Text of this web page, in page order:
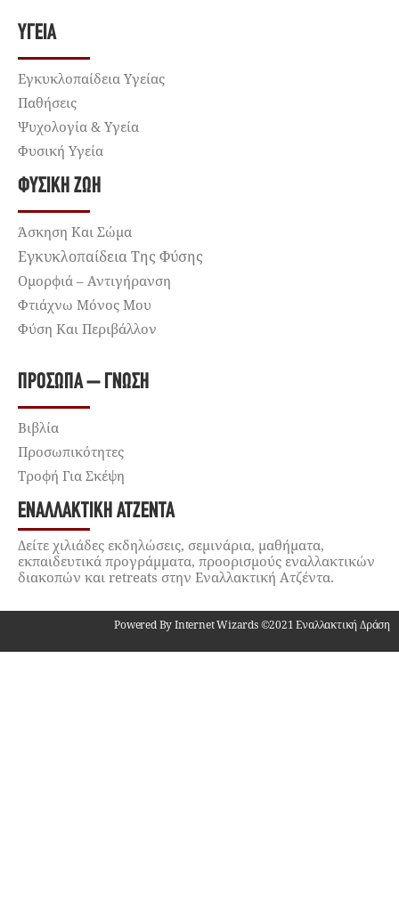
ΥΓΕΊΑ
Εγκυκλοπαίδεια Υγείας
Παθήσεις
Ψυχολογία & Υγεία
Φυσική Υγεία
ΦΥΣΙΚΉ ΖΩΉ
Άσκηση Και Σώμα
Εγκυκλοπαίδεια Της Φύσης
Ομορφιά – Αντιγήρανση
Φτιάχνω Μόνος Μου
Φύση Και Περιβάλλον
ΠΡΌΣΩΠΑ – ΓΝΏΣΗ
Βιβλία
Προσωπικότητες
Τροφή Για Σκέψη
ΕΝΑΛΛΑΚΤΙΚΉ ΑΤΖΈΝΤΑ
Δείτε χιλιάδες εκδηλώσεις, σεμινάρια, μαθήματα,
εκπαιδευτικά προγράμματα, προορισμούς εναλλακτικών
διακοπών και retreats στην Εναλλακτική Ατζέντα.
Powered By Internet Wizards ©2021 Εναλλακτική Δράση